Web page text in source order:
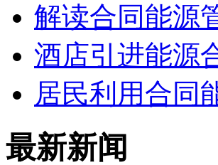
解读合同能源
酒店引进能源
居民利用合同
最新新闻